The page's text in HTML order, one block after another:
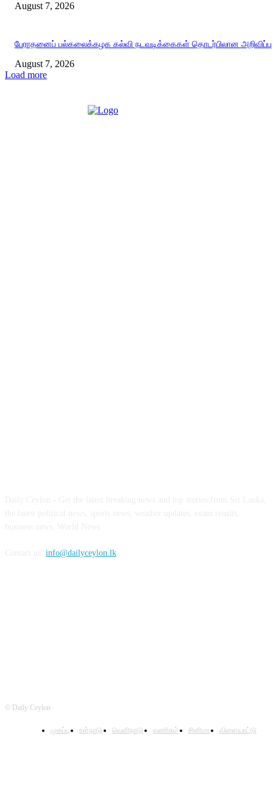
August 7, 2026
பேராதனைப் பல்கலைக்கழக கல்வி நடவடிக்கைகள் தொடர்பிலான அறிவிப்பு
August 7, 2026
Load more
info@dailyceylon.lk
© Daily Ceylon
முகப்பு உள்நாடு வெளிநாடு வணிகம் சினிமா விளையாட்டு